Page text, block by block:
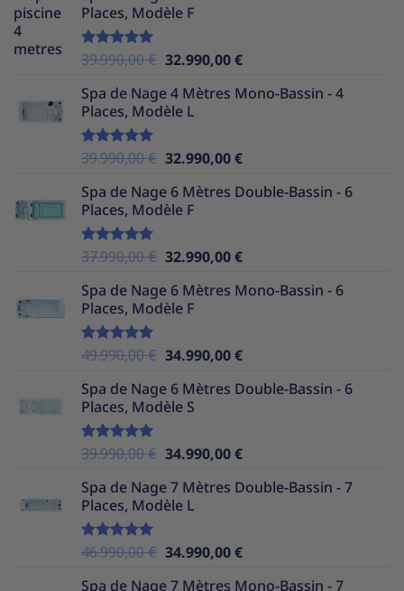
était :
Places, Modèle F
Note5.00
39.990,00€ Le
initial
était :
32.990,00€Le
actuel
Spa de Nage 4 Mètres Mono-Bassin - 4
Places, Modèle L
Note5.00
39.990,00€ Le
initial
était :
32.990,00€Le
actuel
Spa de Nage 6 Mètres Double-Bassin - 6
Places, Modèle F
Note5.00
37.990,00€ Le
initial
était :
32.990,00€Le
actuel
Spa de Nage 6 Mètres Mono-Bassin - 6
Places, Modèle F
Note5.00
49.990,00€ Le
initial
était :
34.990,00€Le
actuel
Spa de Nage 6 Mètres Double-Bassin - 6
Places, Modèle S
Note5.00
39.990,00€ Le
initial
était :
34.990,00€Le
actuel
Spa de Nage 7 Mètres Double-Bassin - 7
Places, Modèle L
Note5.00
46.990,00€ Le
34.990,00€Le
Spa de Nage 7 Mètres Mono-Bassin - 7